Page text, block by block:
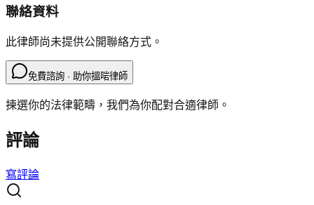
聯絡資料
此律師尚未提供公開聯絡方式。
免費諮詢 · 助你搵啱律師
揀選你的法律範疇，我們為你配對合適律師。
評論
寫評論